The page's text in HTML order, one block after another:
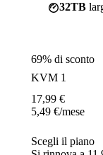
32TB
69% di sconto
KVM 1
17,99 €
5,49 €/mese
Scegli il piano